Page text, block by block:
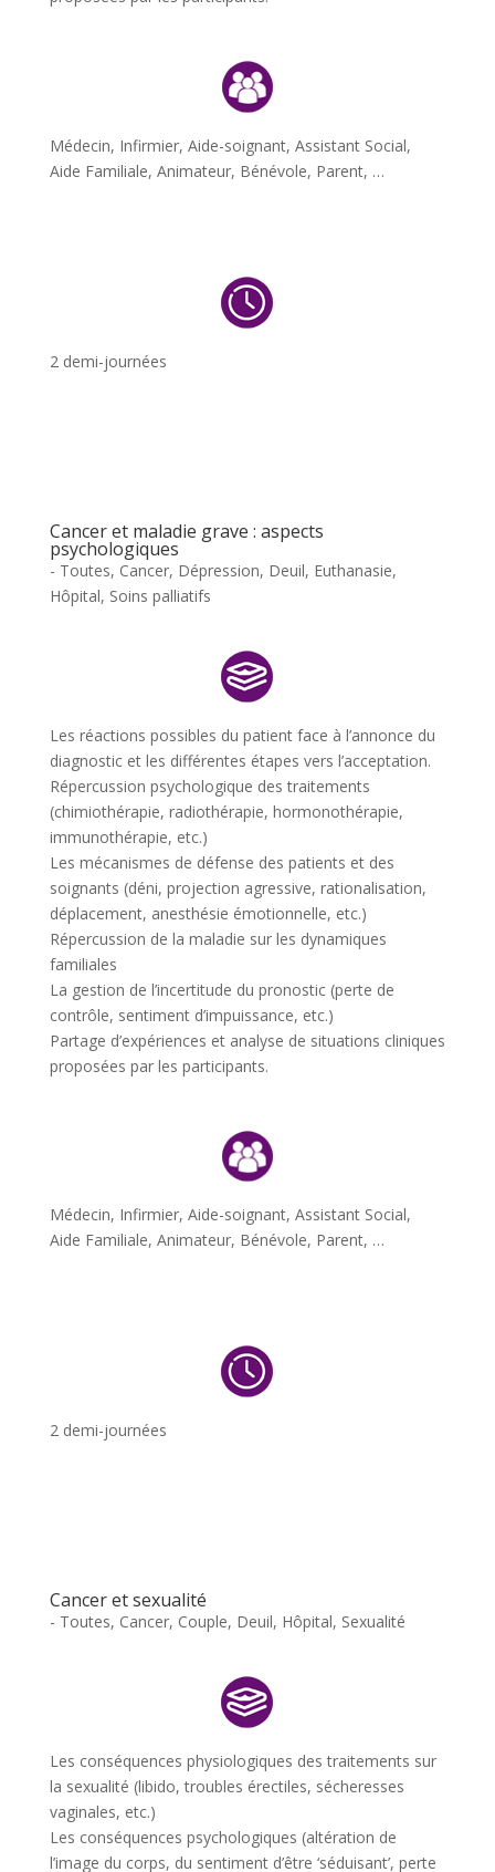
Médecin, Infirmier, Aide-soignant, Assistant Social,
Aide Familiale, Animateur, Bénévole, Parent, …
2 demi-journées
Cancer et maladie grave : aspects
psychologiques
- Toutes, Cancer, Dépression, Deuil, Euthanasie,
Hôpital, Soins palliatifs
Les réactions possibles du patient face à l’annonce du
diagnostic et les différentes étapes vers l’acceptation.
Répercussion psychologique des traitements
(chimiothérapie, radiothérapie, hormonothérapie,
immunothérapie, etc.)
Les mécanismes de défense des patients et des
soignants (déni, projection agressive, rationalisation,
déplacement, anesthésie émotionnelle, etc.)
Répercussion de la maladie sur les dynamiques
familiales
La gestion de l’incertitude du pronostic (perte de
contrôle, sentiment d’impuissance, etc.)
Partage d’expériences et analyse de situations cliniques
proposées par les participants.
Médecin, Infirmier, Aide-soignant, Assistant Social,
Aide Familiale, Animateur, Bénévole, Parent, …
2 demi-journées
Cancer et sexualité
- Toutes, Cancer, Couple, Deuil, Hôpital, Sexualité
Les conséquences physiologiques des traitements sur
la sexualité (libido, troubles érectiles, sécheresses
vaginales, etc.)
Les conséquences psychologiques (altération de
l’image du corps, du sentiment d’être ‘séduisant’, perte